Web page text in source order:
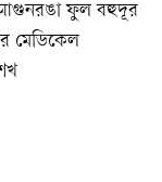
ফুল বহুদূর
মেডিকেল